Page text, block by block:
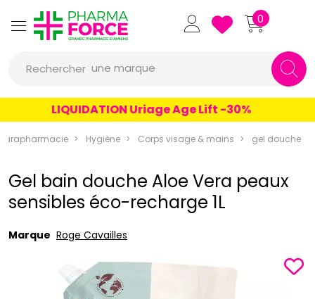
Pharmaforce Grande Pharmacie
0
Rechercher
un produit
une marque
LIQUIDATION Uriage Age Lift -30%
Parapharmacie Hygiène Corps visage & mains gel douche
Gel bain douche Aloe Vera peaux
sensibles éco-recharge 1L
Marque Roge Cavailles